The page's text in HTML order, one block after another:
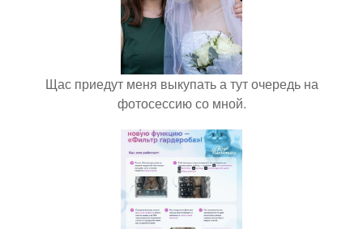
Щас приедут меня выкупать а тут очередь на
фотосессию со мной.